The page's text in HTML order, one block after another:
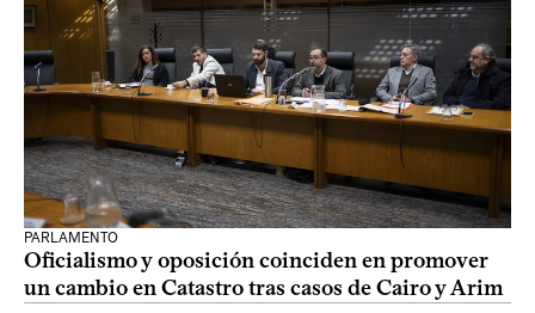
PARLAMENTO
Oficialismo y oposición coinciden en promover
un cambio en Catastro tras casos de Cairo y Arim